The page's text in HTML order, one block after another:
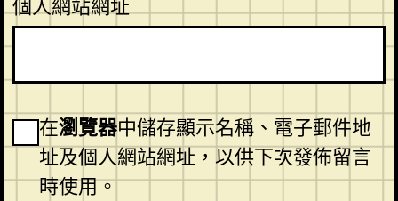
個人網站網址
在瀏覽器中儲存顯示名稱、電子郵件地
址及個人網站網址，以供下次發佈留言
時使用。